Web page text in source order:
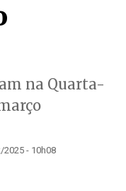
na Quarta-
- 10h08